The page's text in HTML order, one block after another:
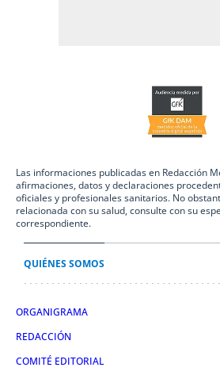
Las informaciones publicadas en Redacción
afirmaciones, datos y declaraciones
oficiales y profesionales sanitarios. No
relacionada con su salud, consulte con su
correspondiente.
QUIÉNES SOMOS
ORGANIGRAMA
REDACCIÓN
COMITÉ EDITORIAL